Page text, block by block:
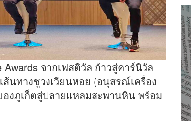
จากเฟสติวัล ก้าวสู่คาร์นิวัล
นทางชูวงเวียนหอย (อนุสรณ์เครื่อง
งภูเก็ตสู่ปลายแหลมสะพานหิน พร้อม